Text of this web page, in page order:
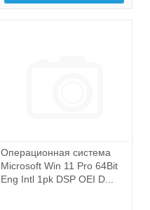
Операционная система
Microsoft Win 11 Pro 64Bit
Eng Intl 1pk DSP OEI D...